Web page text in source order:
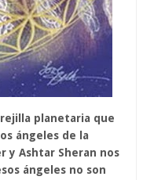
planetaria que
ángeles de la
y Ashtar Sheran nos
ángeles no son